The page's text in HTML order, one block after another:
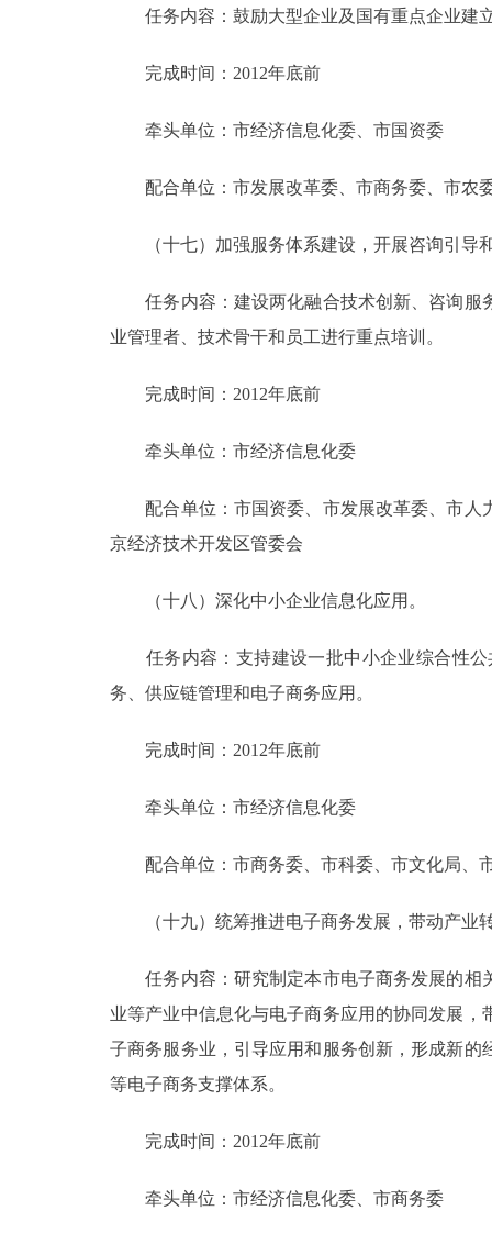
任务内容：鼓励大型企业及国有重点企业建
完成时间：2012年底前
牵头单位：市经济信息化委、市国资委
配合单位：市发展改革委、市商务委、市农
（十七）加强服务体系建设，开展咨询引导
任务内容：建设两化融合技术创新、咨询服
业管理者、技术骨干和员工进行重点培训。
完成时间：2012年底前
牵头单位：市经济信息化委
配合单位：市国资委、市发展改革委、市人
京经济技术开发区管委会
（十八）深化中小企业信息化应用。
任务内容：支持建设一批中小企业综合性公
务、供应链管理和电子商务应用。
完成时间：2012年底前
牵头单位：市经济信息化委
配合单位：市商务委、市科委、市文化局、
（十九）统筹推进电子商务发展，带动产业
任务内容：研究制定本市电子商务发展的相
业等产业中信息化与电子商务应用的协同发展
子商务服务业，引导应用和服务创新，形成新
等电子商务支撑体系。
完成时间：2012年底前
牵头单位：市经济信息化委、市商务委